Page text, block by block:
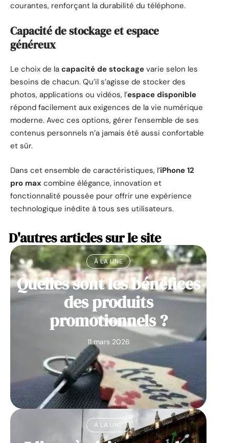
courantes, renforçant la durabilité du téléphone.
Capacité de stockage et espace
généreux
Le choix de la capacité de stockage varie selon les
besoins de chacun. Qu’il s’agisse de stocker des
photos, applications ou vidéos, l’espace disponible
répond facilement aux exigences de la vie numérique
moderne. Avec ces options, gérer l’ensemble de ses
contenus personnels n’a jamais été aussi confortable
et sûr.
Dans cet ensemble de caractéristiques, l’iPhone 12
pro max combine élégance, innovation et
fonctionnalité poussée pour offrir une expérience
technologique inédite à tous ses utilisateurs.
D'autres articles sur le site
À LA UNE
Quelles sont les bénéfices
des produits
promotionnels ?
11 mars 2026
À LA UNE